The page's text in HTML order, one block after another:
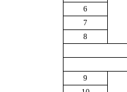
6
7
8
9